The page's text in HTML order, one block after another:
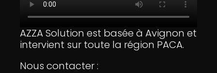
AZZA Solution est basée à Avignon et
intervient sur toute la région PACA.
Nous contacter :